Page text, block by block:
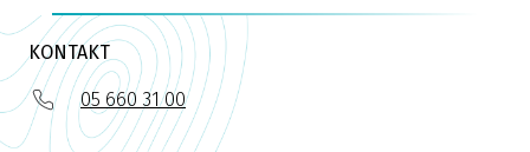
KONTAKT
05 660 31 00